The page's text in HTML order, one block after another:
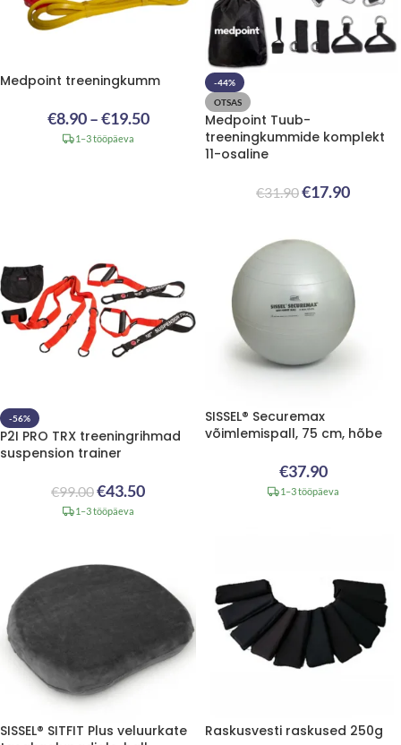
Medpoint treeningkumm
€8.90 –€19.50
1–3 tööpäeva
-44%
OTSAS
Medpoint Tuub-
treeningkummide komplekt
11-osaline
€31.90€17.90
-56%
P2I PRO TRX treeningrihmad
suspension trainer
€99.00€43.50
1–3 tööpäeva
SISSEL® Securemax
võimlemispall, 75 cm, hõbe
€37.90
1–3 tööpäeva
SISSEL® SITFIT Plus veluurkate
Raskusvesti raskused 250g